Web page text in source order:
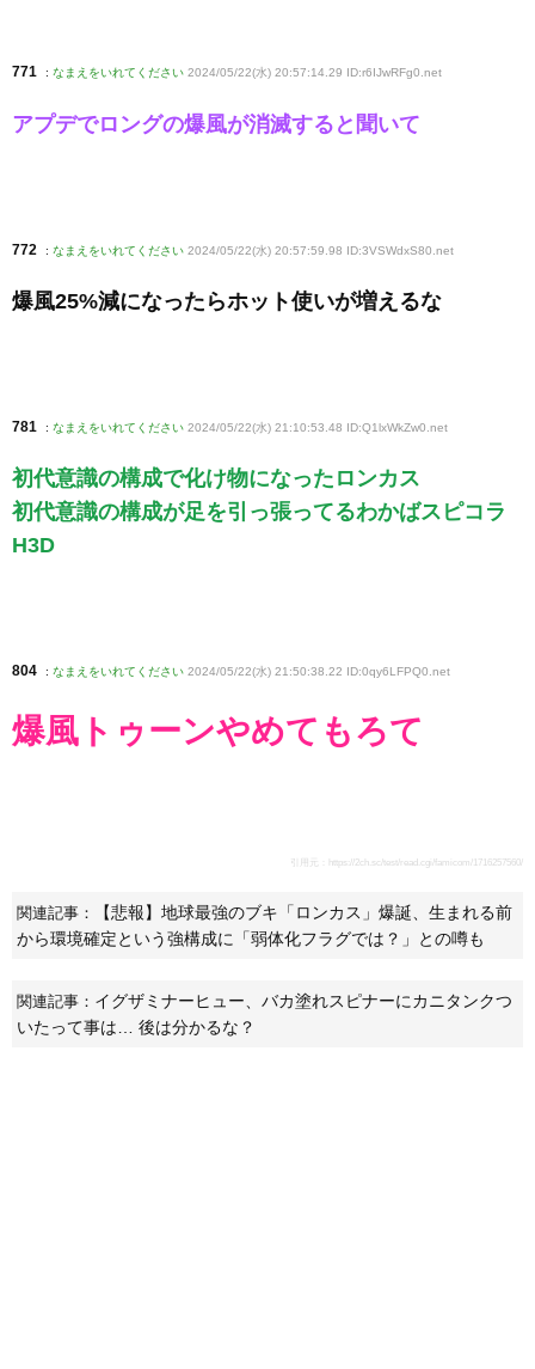
771 : なまえをいれてください 2024/05/22(水) 20:57:14.29 ID:r6IJwRFg0.net
アプデでロングの爆風が消滅すると聞いて
772 : なまえをいれてください 2024/05/22(水) 20:57:59.98 ID:3VSWdxS80 .net
爆風25%減になったらホット使いが増えるな
781 : なまえをいれてください 2024/05/22(水) 21:10:53.48 ID:Q1lxWkZw0 .net
初代意識の構成で化け物になったロンカス
初代意識の構成が足を引っ張ってるわかばスピコラ
H3D
804 : なまえをいれてください 2024/05/22(水) 21:50:38.22 ID:0qy6LFPQ0 .net
爆風トゥーンやめてもろて
引用元： https://2ch.sc/test/read.cgi/famicom/1716257560/
関連記事：
【悲報】地球最強のブキ「ロンカス」爆誕、生まれる前
から環境確定という強構成に「弱体化フラグでは？」との噂も
関連記事： イグザミナーヒュー、バカ塗れスピナーにカニタンクつ
いたって事は… 後は分かるな？